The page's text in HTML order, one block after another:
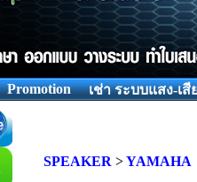
Promotion เช่า ระบบแสง-เสี
SPEAKER >YAMAHA